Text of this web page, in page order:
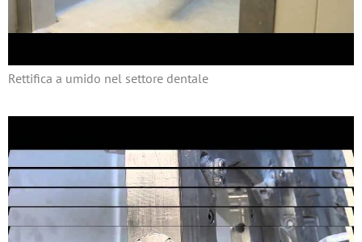
Rettifica a umido nel settore dentale